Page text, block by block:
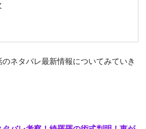
ネタバレ最新情報についてみていき